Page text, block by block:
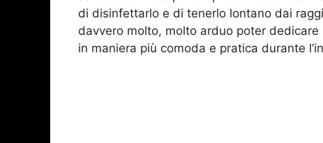
di disinfettarlo e di tenerlo lontano dai
davvero molto, molto arduo poter
in maniera più comoda e pratica durante